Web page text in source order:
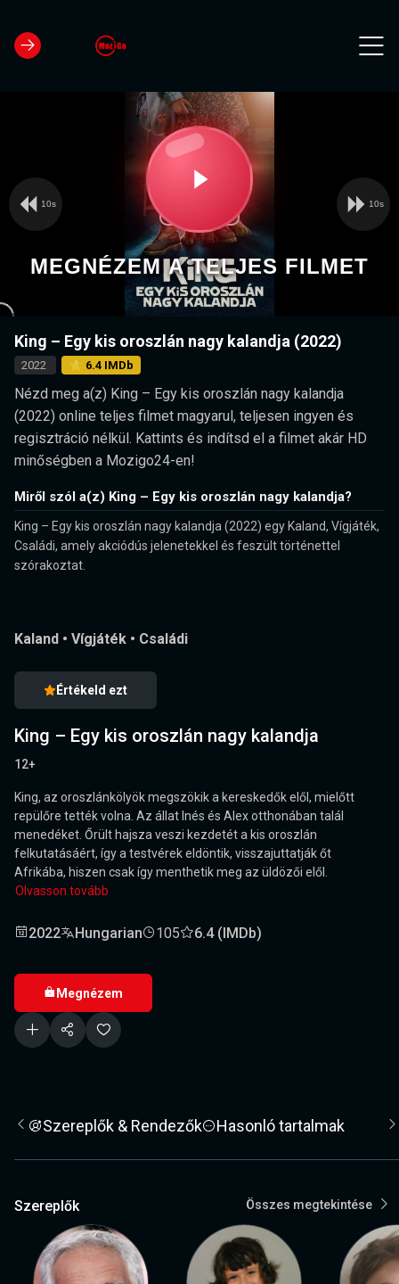
loading.
Play
Video
10s 10s
MEGNÉZEM A TELJES FILMET
King – Egy kis oroszlán nagy kalandja (2022)
2022 ⭐ 6.4 IMDb
Nézd meg a(z) King – Egy kis oroszlán nagy kalandja
(2022) online teljes filmet magyarul, teljesen ingyen és
regisztráció nélkül. Kattints és indítsd el a filmet akár HD
minőségben a Mozigo24-en!
Miről szól a(z) King – Egy kis oroszlán nagy kalandja?
King – Egy kis oroszlán nagy kalandja (2022) egy Kaland, Vígjáték,
Családi, amely akciódús jelenetekkel és feszült történettel
szórakoztat.
Kaland • Vígjáték • Családi
Értékeld ezt
King – Egy kis oroszlán nagy kalandja
12+
King, az oroszlánkölyök megszökik a kereskedők elől, mielőtt
repülőre tették volna. Az állat Inés és Alex otthonában talál
menedéket. Őrült hajsza veszi kezdetét a kis oroszlán
felkutatásáért, így a testvérek eldöntik, visszajuttatják őt
Afrikába, hiszen csak így menthetik meg az üldözői elől.
Olvasson tovább
2022 Hungarian 105 6.4 (IMDb)
Megnézem
Szereplők & Rendezők Hasonló tartalmak
Szereplők Összes megtekintése